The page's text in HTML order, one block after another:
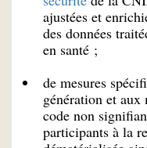
ajustées et
des données
en santé ;
de mesures
génération et aux
code non
participants à la